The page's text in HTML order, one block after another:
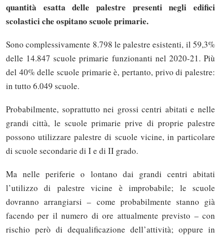
quantità esatta delle palestre presenti negli edifici
scolastici che ospitano scuole primarie.
Sono complessivamente 8.798 le palestre esistenti, il 59,3%
delle 14.847 scuole primarie funzionanti nel 2020-21. Più
del 40% delle scuole primarie è, pertanto, privo di palestre:
in tutto 6.049 scuole.
Probabilmente, soprattutto nei grossi centri abitati e nelle
grandi città, le scuole primarie prive di proprie palestre
possono utilizzare palestre di scuole vicine, in particolare
di scuole secondarie di I e di II grado.
Ma nelle periferie o lontano dai grandi centri abitati
l’utilizzo di palestre vicine è improbabile; le scuole
dovranno arrangiarsi – come probabilmente stanno già
facendo per il numero di ore attualmente previsto – con
rischio però di dequalificazione dell’attività; oppure in